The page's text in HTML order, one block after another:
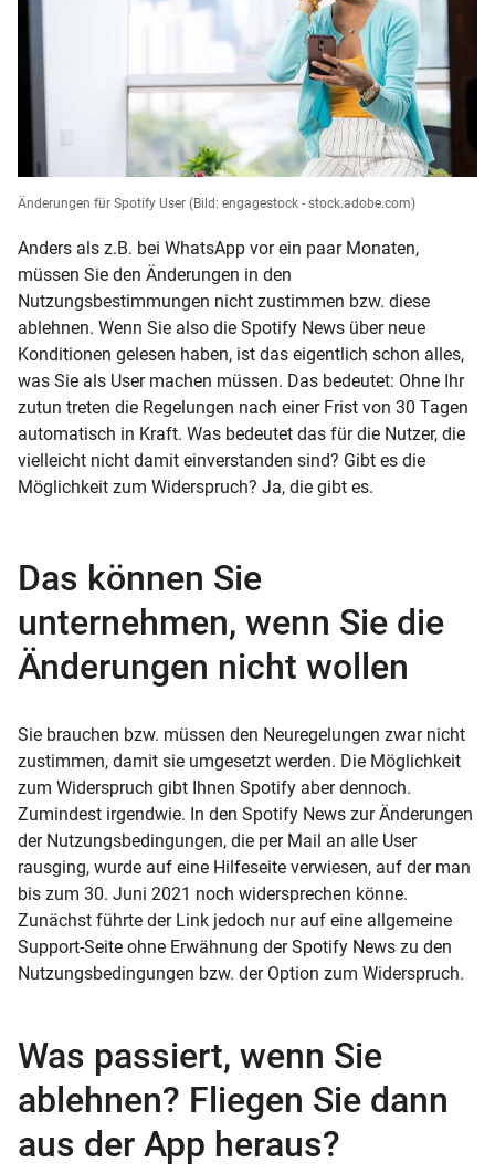
Änderungen für Spotify User (Bild: engagestock - stock.adobe.com)
Anders als z.B. bei WhatsApp vor ein paar Monaten,
müssen Sie den Änderungen in den
Nutzungsbestimmungen nicht zustimmen bzw. diese
ablehnen. Wenn Sie also die Spotify News über neue
Konditionen gelesen haben, ist das eigentlich schon alles,
was Sie als User machen müssen. Das bedeutet: Ohne Ihr
zutun treten die Regelungen nach einer Frist von 30 Tagen
automatisch in Kraft. Was bedeutet das für die Nutzer, die
vielleicht nicht damit einverstanden sind? Gibt es die
Möglichkeit zum Widerspruch? Ja, die gibt es.
Das können Sie
unternehmen, wenn Sie die
Änderungen nicht wollen
Sie brauchen bzw. müssen den Neuregelungen zwar nicht
zustimmen, damit sie umgesetzt werden. Die Möglichkeit
zum Widerspruch gibt Ihnen Spotify aber dennoch.
Zumindest irgendwie. In den Spotify News zur Änderungen
der Nutzungsbedingungen, die per Mail an alle User
rausging, wurde auf eine Hilfeseite verwiesen, auf der man
bis zum 30. Juni 2021 noch widersprechen könne.
Zunächst führte der Link jedoch nur auf eine allgemeine
Support-Seite ohne Erwähnung der Spotify News zu den
Nutzungsbedingungen bzw. der Option zum Widerspruch.
Was passiert, wenn Sie
ablehnen? Fliegen Sie dann
aus der App heraus?